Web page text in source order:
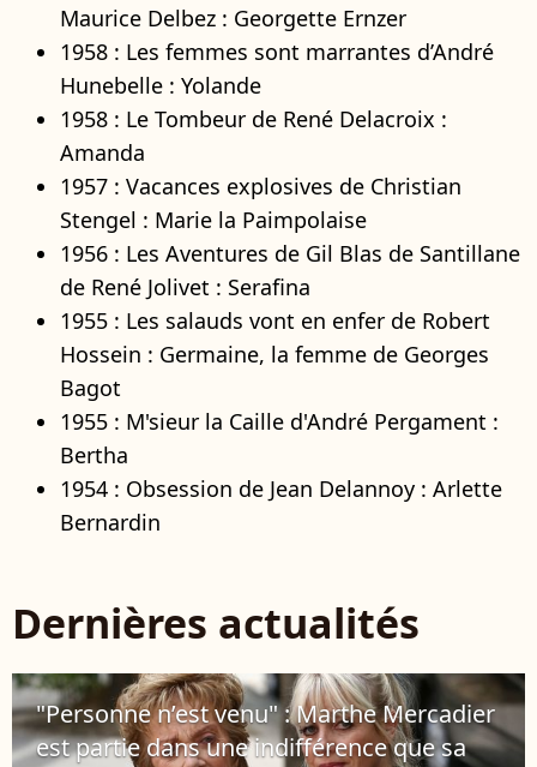
Maurice Delbez : Georgette Ernzer
1958 : Les femmes sont marrantes d’André
Hunebelle : Yolande
1958 : Le Tombeur de René Delacroix :
Amanda
1957 : Vacances explosives de Christian
Stengel : Marie la Paimpolaise
1956 : Les Aventures de Gil Blas de Santillane
de René Jolivet : Serafina
1955 : Les salauds vont en enfer de Robert
Hossein : Germaine, la femme de Georges
Bagot
1955 : M'sieur la Caille d'André Pergament :
Bertha
1954 : Obsession de Jean Delannoy : Arlette
Bernardin
Dernières actualités
"Personne n’est venu" : Marthe Mercadier
est partie dans une indifférence que sa